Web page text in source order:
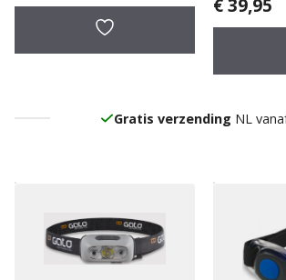
€39,95
Gratis verzending NL